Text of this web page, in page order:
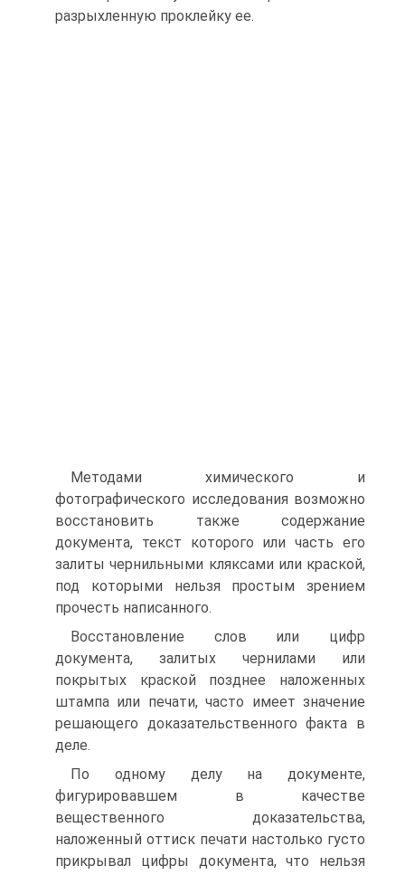
разрыхленную проклейку ее.
Методами химического и
фотографического исследования возможно
восстановить также содержание
документа, текст которого или часть его
залиты чернильными кляксами или краской,
под которыми нельзя простым зрением
прочесть написанного.
Восстановление слов или цифр
документа, залитых чернилами или
покрытых краской позднее наложенных
штампа или печати, часто имеет значение
решающего доказательственного факта в
деле.
По одному делу на документе,
фигурировавшем в качестве
вещественного доказательства,
наложенный оттиск печати настолько густо
прикрывал цифры документа, что нельзя